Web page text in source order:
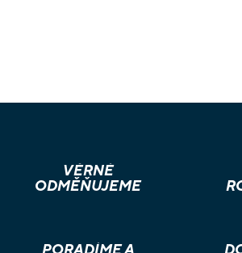
VĚRNÉ
ODMĚŇUJEME
PORADÍME A